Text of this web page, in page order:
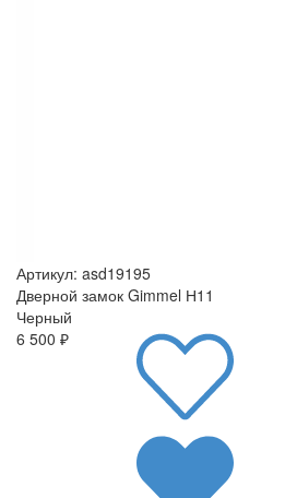
Артикул: asd19195
Дверной замок Gimmel Н11
Черный
6 500 ₽